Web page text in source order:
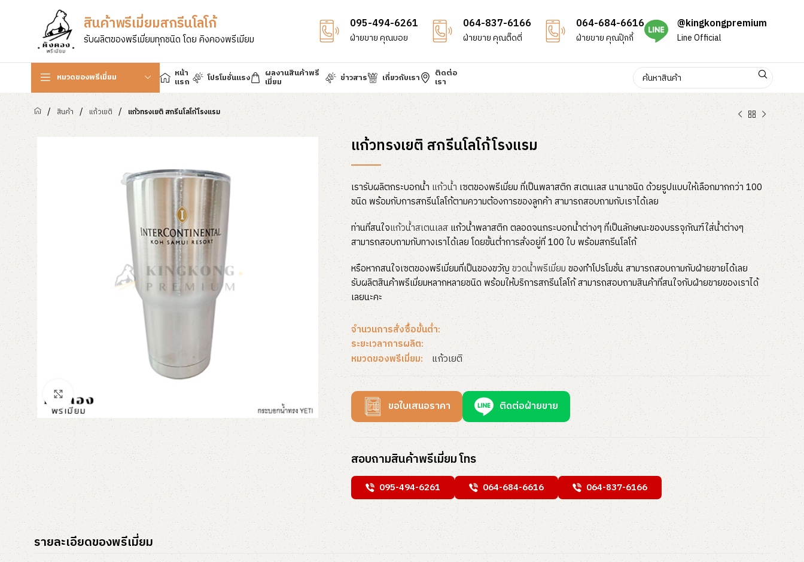
สินค้าพรีเมี่ยมสกรีนโลโก้
รับผลิตของพรีเมี่ยมทุกชนิด โดย คิงคองพรีเมียม
095-494-6261
ฝ่ายขาย คุณบอย
064-837-6166
ฝ่ายขาย คุณติ๊ดตี่
064-684-6616
ฝ่ายขาย คุณปุ๊กกี้
@kingkongpremium
Line Official
หมวดของพรีเมี่ยม หน้า
แรก โปรโมชั่นแรง ผลงานสินค้าพรี
เมี่ยม ข่าวสาร เกี่ยวกับเรา ติดต่อ
เรา
/ สินค้า / แก้วเยติ / แก้วทรงเยติ สกรีนโลโก้โรงแรม
Click to enlarge
แก้วทรงเยติ สกรีนโลโก้โรงแรม
เรารับผลิตกระบอกน้ำ แก้วน้ ำ เซตของพรีเมี่ยม ที่เป็นพลาสติก สเตนเลส นานาชนิด ด้วยรูปแบบให้เลือกมากกว่า 100
ชนิด พร้อมกับการสกรีนโลโก้ตามความต้องการของลูกค้า สามารถสอบถามกับเราได้เลย
ท่านที่สนใจแก้วน้ำสเตนเลสแก้วน้ำพลาสติก ตลอดจนกระบอกน้ำต่างๆ ที่เป็นลักษณะของบรรจุภัณฑ์ใส่น้ำต่างๆ
สามารถสอบถามกับทางเราได้เลย โดยขั้นต่ำการสั่งอยู่ที่ 100 ใบ พร้อมสกรีนโลโก้
หรือหากสนใจเซตของพรีเมี่ยมที่เป็นของขวัญขวดน้ำพรีเมี่ยม ของทำโปรโมชั่น สามารถสอบถามกับฝ่ายขายได้เลย
รับผลิตสินค้าพรีเมี่ยมหลากหลายชนิด พร้อมให้บริการสกรีนโลโก้ สามารถสอบถามสินค้าที่สนใจกับฝ่ายขายของเราได้
เลยนะคะ
จำนวนการสั่งซื้อขั้นต่ำ:
ระยะเวลาการผลิต:
หมวดของพรีเมี่ยม:
แก้วเยติ
ขอใบเสนอราคา ติดต่อฝ่ายขาย
สอบถามสินค้าพรีเมี่ยม โทร
095-494-6261 064-684-6616 064-837-6166
รายละเอียดของพรีเมี่ยม